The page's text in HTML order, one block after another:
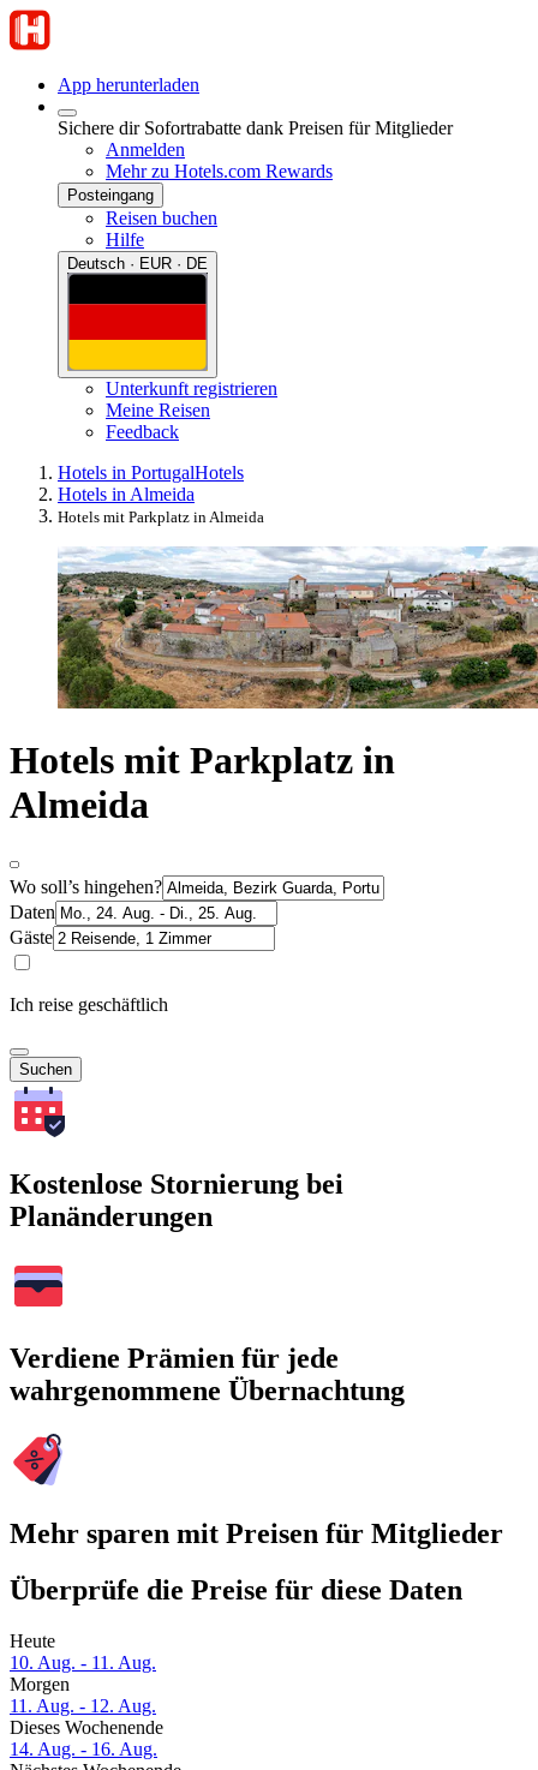
App herunterladen
Sichere dir Sofortrabatte dank Preisen für Mitglieder
Anmelden
Mehr zu Hotels.com Rewards
Posteingang
Reisen buchen
Hilfe
Deutsch · EUR · DE
Unterkunft registrieren
Meine Reisen
Feedback
Hotels in PortugalHotels
Hotels in Almeida
Hotels mit Parkplatz in Almeida
Hotels mit Parkplatz in
Almeida
Wo soll’s hingehen?
Daten
Gäste
Ich reise geschäftlich
Suchen
Kostenlose Stornierung bei
Planänderungen
Verdiene Prämien für jede
wahrgenommene Übernachtung
Mehr sparen mit Preisen für Mitglieder
Überprüfe die Preise für diese Daten
Heute
10. Aug. - 11. Aug.
Morgen
11. Aug. - 12. Aug.
Dieses Wochenende
14. Aug. - 16. Aug.